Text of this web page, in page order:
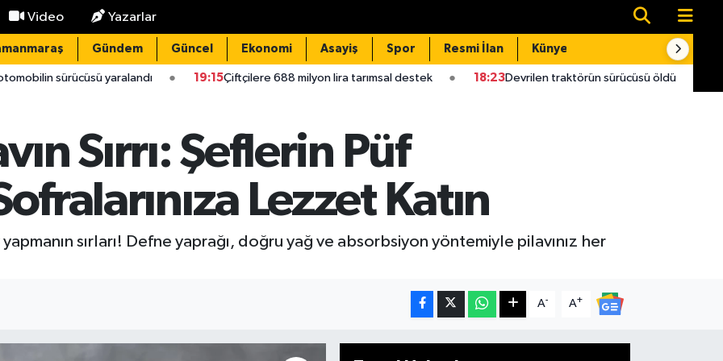
Video Yazarlar
Gündem Güncel Ekonomi Asayiş Spor Resmi İlan Künye
19:15Çiftçilere 688 milyon lira tarımsal destek 18:23 Devrilen traktörün sürücüsü öldü 17:53Korkunç olay:
Sırrı: Şeflerin Püf
Lezzet Katın
sırları! Defne yaprağı, doğru yağ ve absorbsiyon yöntemiyle pilavınız her
A- A+